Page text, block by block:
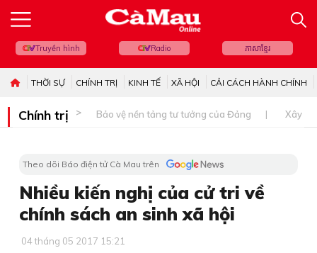
Truyền hình Radio ភាសាខ្មែរ
THỜI SỰ CHÍNH TRỊ KINH TẾ XÃ HỘI CẢI CÁCH HÀNH CHÍNH
Chính trị Bảo vệ nền tảng tư tưởng của Đảng Xây
Theo dõi Báo điện tử Cà Mau trên
Nhiều kiến nghị của cử tri về
chính sách an sinh xã hội
04 tháng 05 2017 15:21